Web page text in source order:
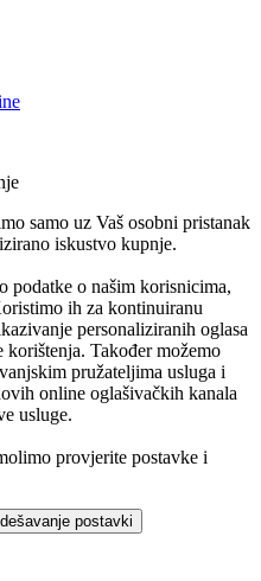
samo uz Vaš osobni pristanak
iskustvo kupnje.
podatke o našim korisnicima,
ih za kontinuiranu
personaliziranih oglasa
korištenja. Također možemo
pružateljima usluga i
online oglašivačkih kanala
usluge.
provjerite postavke i
postavki